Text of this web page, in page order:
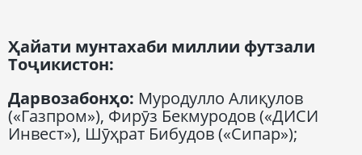
Ҳайати мунтахаби миллии футзали
Тоҷикистон:
Дарвозабонҳо: Муродулло Алиқулов
(«Газпром»), Фирӯз Бекмуродов («ДИСИ
Инвест»), Шӯҳрат Бибудов («Сипар»);